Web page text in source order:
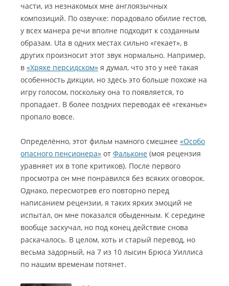
части, из незнакомых мне англоязычных
композиций. По озвучке: порадовало обилие гестов,
у всех манера речи вполне подходит к созданным
образам. Uta в одних местах сильно «гекает», в
других произносит этот звук нормально. Например,
в «Хряке персидском» я думал, что это у неё такая
особенность дикции, но здесь это больше похоже на
игру голосом, поскольку она то появляется, то
пропадает. В более поздних переводах её «геканье»
пропало вовсе.
Определённо, этот фильм намного смешнее «Особо
опасного пенсионера» от Фальконе (моя рецензия
уравняет их в топе критиков). После первого
просмотра он мне понравился без всяких оговорок.
Однако, пересмотрев его повторно перед
написанием рецензии, я таких ярких эмоций не
испытал, он мне показался обыденным. К середине
вообще заскучал, но под конец действие снова
раскачалось. В целом, хоть и старый перевод, но
весьма задорный, на 7 из 10 лысин Брюса Уиллиса
по нашим временам потянет.